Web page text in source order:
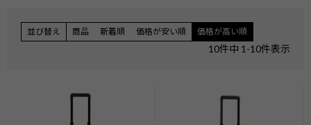
並び替え 商品 新着順 価格が安い順 価格が高い順
10件中 1 -10件表示